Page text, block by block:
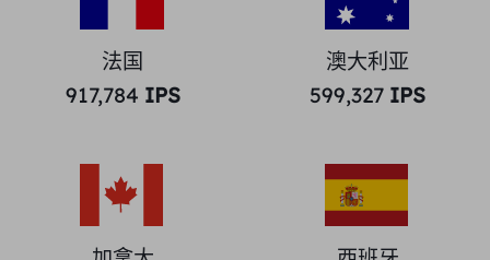
法国
917,784 IPS
澳大利亚
599,327 IPS